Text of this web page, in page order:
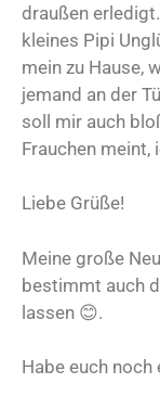
draußen
kleines Pipi
mein zu Hause,
jemand an der
soll mir auch
Frauchen meint,
Liebe Grüße!
Meine große
bestimmt auch
lassen 😊.
Habe euch